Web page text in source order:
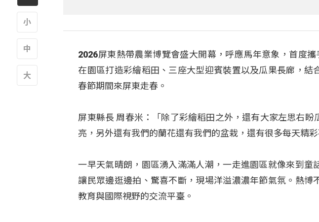
2026屏東熱帶農業博覽會盛大開幕，呼應馬年意象，首度攜
在園區打造彩繪稻田、三座大型迎賓裝置以及瓜果長廊，結
春節期間來屏東走春。
屏東縣長 周春米：「除了彩繪稻田之外，還有大家左思右
亮，另外還有我們的蘭花還有我們的盆栽，還有很多每天精
一早天氣晴朗，園區湧入滿滿人潮，一走進園區就像來到童
讓民眾邊逛邊拍、驚喜不斷，現場洋溢濃濃年節氣氛。熱博
教育與國際視野的交流平臺。